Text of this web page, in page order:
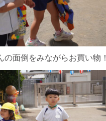
の面倒をみながらお買い物！